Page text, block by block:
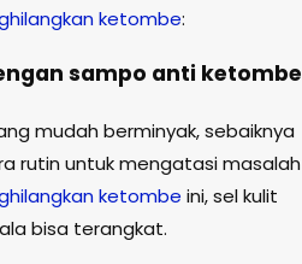
ketombe:
sampo anti ketombe
mudah berminyak, sebaiknya
rutin untuk mengatasi masalah
ketombe ini, sel kulit
bisa terangkat.